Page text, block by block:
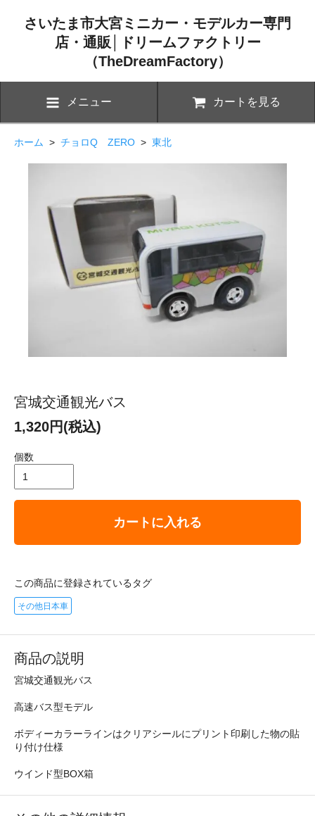
さいたま市大宮ミニカー・モデルカー専門
店・通販│ドリームファクトリー
（TheDreamFactory）
メニュー カートを見る
ホーム > チョロQ ZERO > 東北
宮城交通観光バス
1,320円(税込)
個数
カートに入れる
この商品に登録されているタグ
その他日本車
商品の説明
宮城交通観光バス
高速バス型モデル
ボディーカラーラインはクリアシールにプリント印刷した物の貼
り付け仕様
ウインド型BOX箱